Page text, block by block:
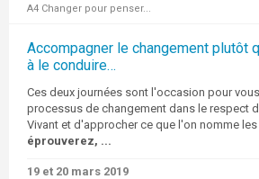
A4 Changer pour penser...
Accompagner le changement plutôt
à le conduire…
Ces deux journées sont l'occasion pour
processus de changement dans le respect
Vivant et d'approcher ce que l'on nomme
éprouverez, ...
19 et 20 mars 2019